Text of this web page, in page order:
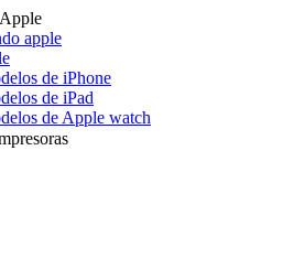
apple
de iPhone
de iPad
de Apple watch